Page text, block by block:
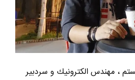
، مهندس الكترونيك و سردبير